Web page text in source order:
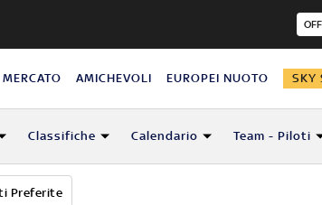
MERCATO AMICHEVOLI EUROPEI NUOTO SKY
Classifiche Calendario Team - Piloti
Preferite